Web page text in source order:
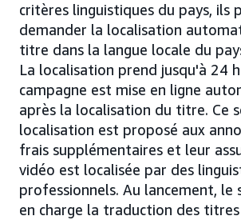
critères linguistiques du pays, ils
demander la localisation
titre dans la langue locale du
La localisation prend jusqu'à 24
campagne est mise en ligne
après la localisation du titre. Ce
localisation est proposé aux
frais supplémentaires et leur
vidéo est localisée par des
professionnels. Au lancement, le
en charge la traduction des titres